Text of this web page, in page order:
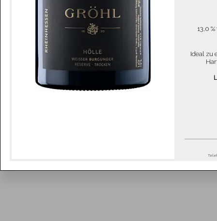
13,0
Ideal zu